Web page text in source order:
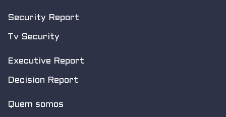
Security Report
Tv Security
Executive Report
Decision Report
Quem somos